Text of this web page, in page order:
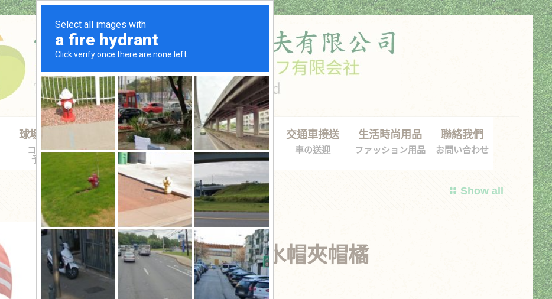
球場預約
コース
予約
水晶獎盃禮品
トロフィー
賞品
球證買賣
ゴルフ場
会員権の販売
球桿出租
貸しクラブ
交通車接送
車の送迎
生活時尚用品
ファッション用品
聯絡我們
お問い合わせ
Show all
雙斜紋防潑水帽夾帽橘
NT$
原
NT$560目